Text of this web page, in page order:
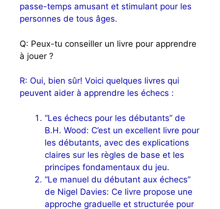
passe-temps amusant et stimulant pour les
personnes de tous âges.
Q: Peux-tu conseiller un livre pour apprendre
à jouer ?
R: Oui, bien sûr! Voici quelques livres qui
peuvent aider à apprendre les échecs :
“Les échecs pour les débutants” de
B.H. Wood: C’est un excellent livre pour
les débutants, avec des explications
claires sur les règles de base et les
principes fondamentaux du jeu.
“Le manuel du débutant aux échecs”
de Nigel Davies: Ce livre propose une
approche graduelle et structurée pour